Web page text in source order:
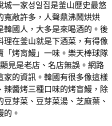
城一家성일집是釜山歷史最悠
寬敞許多，人聲鼎沸鬧烘烘
韓國人，大多是來喝酒的。後
理在釜山就是下酒菜，有得像
「烤肓鰻」一味。樂天棒球隊
見是老店、名店無誤。網路
家的資訊。韓國有很多像這樣
辣醬烤三種口味的烤盲鰻，除
芽菜、豆芽菜湯、芝麻葉、
的。